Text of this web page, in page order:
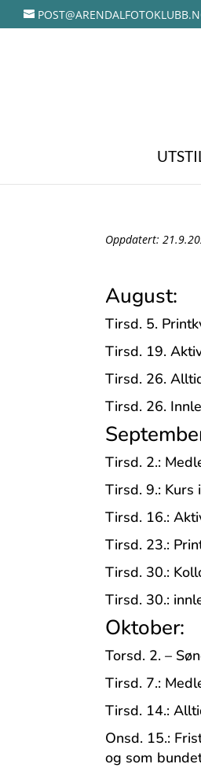
Oppdatert:
August:
Tirsd. 5.
Tirsd. 19.
Tirsd. 26.
Tirsd. 26.
Tirsd. 2.:
Tirsd. 9.: Kurs
Tirsd. 16.:
Tirsd. 23.:
Tirsd. 30.:
Tirsd. 30.:
Oktober:
Torsd. 2. –
Tirsd. 7.:
Tirsd. 14.:
Onsd. 15.:
og som